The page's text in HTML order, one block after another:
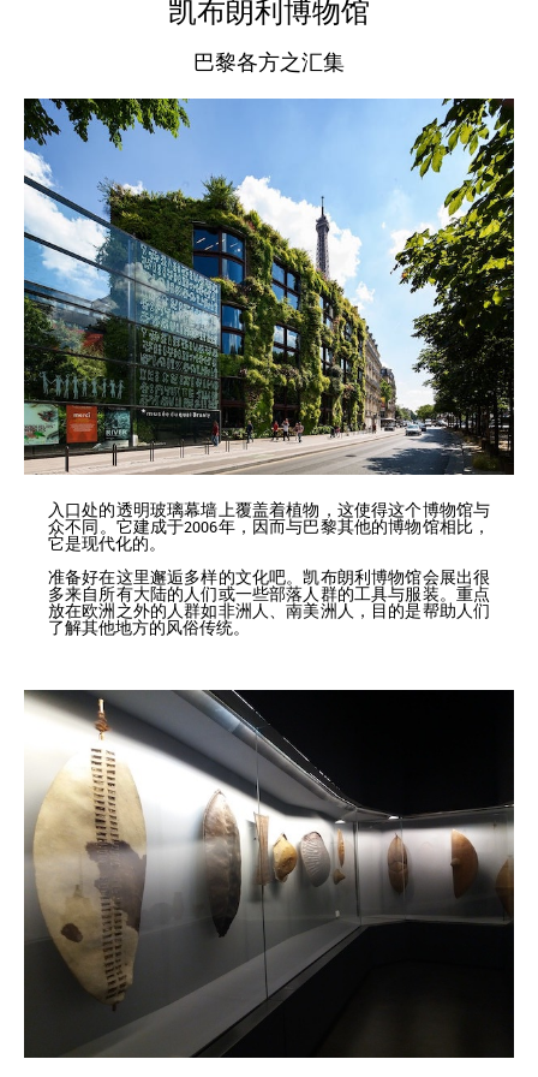
凯布朗利博物馆
巴黎各方之汇集
入口处的透明玻璃幕墙上覆盖着植物，这使得这个博物馆与
众不同。它建成于2006年，因而与巴黎其他的博物馆相比，
它是现代化的。
准备好在这里邂逅多样的文化吧。凯布朗利博物馆会展出很
多来自所有大陆的人们或一些部落人群的工具与服装。重点
放在欧洲之外的人群如非洲人、南美洲人，目的是帮助人们
了解其他地方的风俗传统。